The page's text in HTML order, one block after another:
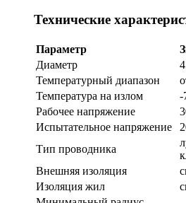
Технические
Параметр
Диаметр
Температурный диапазон
Температура на излом
-
Рабочее напряжение
Испытательное напряжение
Тип проводника
Внешняя изоляция
Изоляция жил